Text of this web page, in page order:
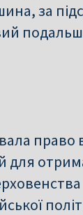
за
право
для